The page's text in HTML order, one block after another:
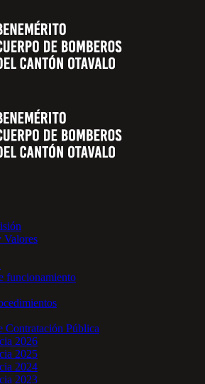
Valores
funcionamiento
Contratación Pública
2026
2025
2024
2023